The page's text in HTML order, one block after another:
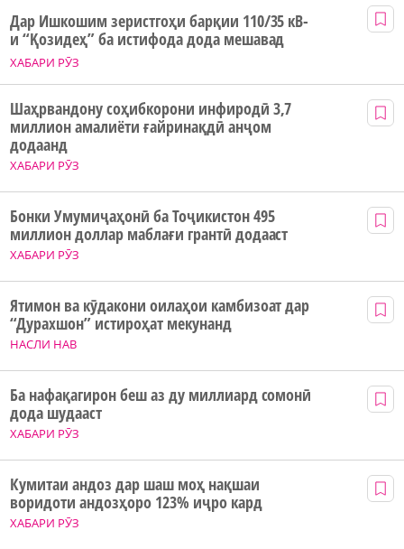
ХАБАРИ РӮЗ
Дар Ишкошим зеристгоҳи барқии 110/35 кВ-
и “Қозидеҳ” ба истифода дода мешавад
ХАБАРИ РӮЗ
Шаҳрвандону соҳибкорони инфиродӣ 3,7
миллион амалиёти ғайринақдӣ анҷом
додаанд
ХАБАРИ РӮЗ
Бонки Умумиҷаҳонӣ ба Тоҷикистон 495
миллион доллар маблағи грантӣ додааст
НАСЛИ НАВ
Ятимон ва кӯдакони оилаҳои камбизоат дар
“Дурахшон” истироҳат мекунанд
ХАБАРИ РӮЗ
Ба нафақагирон беш аз ду миллиард сомонӣ
дода шудааст
ХАБАРИ РӮЗ
Кумитаи андоз дар шаш моҳ нақшаи
воридоти андозҳоро 123% иҷро кард